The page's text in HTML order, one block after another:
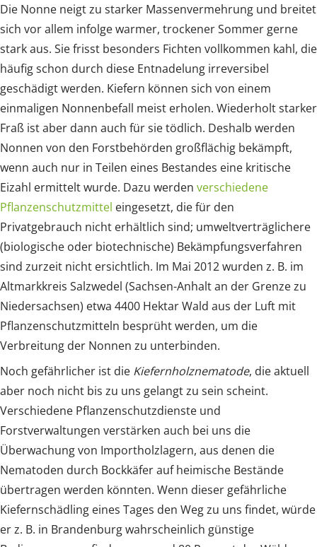
Die Nonne neigt zu starker Massenvermehrung und breitet
sich vor allem infolge warmer, trockener Sommer gerne
stark aus. Sie frisst besonders Fichten vollkommen kahl, die
häufig schon durch diese Entnadelung irreversibel
geschädigt werden. Kiefern können sich von einem
einmaligen Nonnenbefall meist erholen. Wiederholt starker
Fraß ist aber dann auch für sie tödlich. Deshalb werden
Nonnen von den Forstbehörden großflächig bekämpft,
wenn auch nur in Teilen eines Bestandes eine kritische
Eizahl ermittelt wurde. Dazu werden verschiedene
Pflanzenschutzmittel eingesetzt, die für den
Privatgebrauch nicht erhältlich sind; umweltverträglichere
(biologische oder biotechnische) Bekämpfungsverfahren
sind zurzeit nicht ersichtlich. Im Mai 2012 wurden z. B. im
Altmarkkreis Salzwedel (Sachsen-Anhalt an der Grenze zu
Niedersachsen) etwa 4400 Hektar Wald aus der Luft mit
Pflanzenschutzmitteln besprüht werden, um die
Verbreitung der Nonnen zu unterbinden.
Noch gefährlicher ist die Kiefernholznematode, die aktuell
aber noch nicht bis zu uns gelangt zu sein scheint.
Verschiedene Pflanzenschutzdienste und
Forstverwaltungen verstärken auch bei uns die
Überwachung von Importholzlagern, aus denen die
Nematoden durch Bockkäfer auf heimische Bestände
übertragen werden könnten. Wenn dieser gefährliche
Kiefernschädling eines Tages den Weg zu uns findet, würde
er z. B. in Brandenburg wahrscheinlich günstige